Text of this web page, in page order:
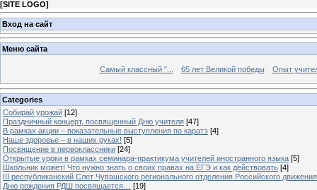
[SITE LOGO]
Вход на сайт
Меню сайта
Самый классный "... 65 лет Великой победы Опыт
Categories
Собирай урожай [12]
Праздничный концерт, посвященный Дню учителя [47]
В рамках акции – показательные выступления по каратэ [4]
Наше здоровье – в наших руках! [5]
Посвящение в первоклассники [24]
Открытые уроки в рамках семинара-практикума учителей иностранного языка [5]
Школьник может! Что нужно знать о своих правах на ЕГЭ и как действовать [4]
III республиканский Слет Чувашского регионального отделения Российского
Дню рождения РДШ посвящается…
[19]